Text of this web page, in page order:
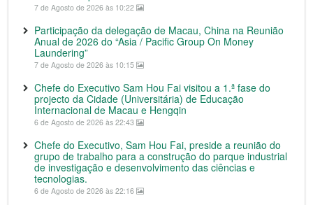
7 de Agosto de 2026 às 10:22
Participação da delegação de Macau, China na Reunião
Anual de 2026 do “Asia / Pacific Group On Money
Laundering”
7 de Agosto de 2026 às 10:15
Chefe do Executivo Sam Hou Fai visitou a 1.ª fase do
projecto da Cidade (Universitária) de Educação
Internacional de Macau e Hengqin
6 de Agosto de 2026 às 22:43
Chefe do Executivo, Sam Hou Fai, preside a reunião do
grupo de trabalho para a construção do parque industrial
de investigação e desenvolvimento das ciências e
tecnologias.
6 de Agosto de 2026 às 22:16